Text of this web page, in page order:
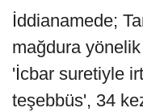
İddianamede;
mağdura
'İcbar suretiyle
teşebbüs', 34